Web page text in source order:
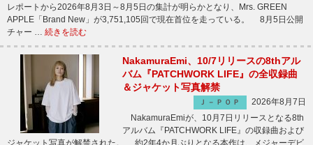
レポートから2026年8月3日～8月5日の集計が明らかとなり、Mrs. GREEN
APPLE「Brand New」が3,751,105回で現在首位を走っている。 8月5日公開
チャー … 続きを読む
NakamuraEmi、10/7リリースの8thアル
バム『PATCHWORK LIFE』の全収録曲
＆ジャケット写真解禁
Ｊ－ＰＯＰ
2026年8月7日
NakamuraEmiが、10月7日リリースとなる8th
アルバム『PATCHWORK LIFE』の収録曲および
ジャケット写真が解禁された。 約2年4か月ぶりとなる本作は、メジャーデビ